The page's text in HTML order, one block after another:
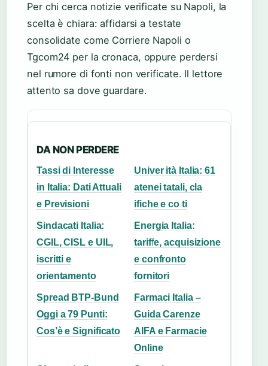
Per chi cerca notizie verificate su Napoli, la
scelta è chiara: affidarsi a testate
consolidate come Corriere Napoli o
Tgcom24 per la cronaca, oppure perdersi
nel rumore di fonti non verificate. Il lettore
attento sa dove guardare.
DA NON PERDERE
Tassi di Interesse
in Italia: Dati Attuali
e Previsioni
Univer ità Italia: 61
atenei tatali, cla
ifiche e co ti
Sindacati Italia:
CGIL, CISL e UIL,
iscritti e
orientamento
Energia Italia:
tariffe, acquisizione
e confronto
fornitori
Spread BTP-Bund
Oggi a 79 Punti:
Cos’è e Significato
Farmaci Italia –
Guida Carenze
AIFA e Farmacie
Online